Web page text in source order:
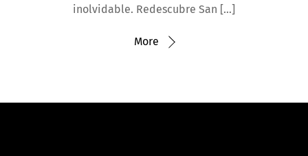
inolvidable. Redescubre San […]
More